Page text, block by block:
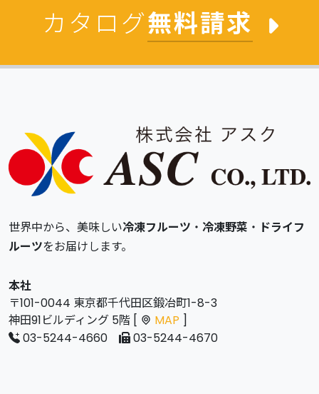
カタログ無料請求
世界中から、美味しい冷凍フルーツ ・ 冷凍野菜 ・ ドライフ
ルーツをお届けします。
本社
〒101-0044 東京都千代田区鍛冶町1-8-3
神田91ビルディング 5階 [
MAP ]
03-5244-4660
03-5244-4670